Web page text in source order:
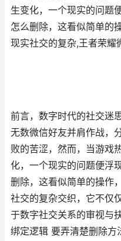
生变化，一个现实的问题
怎么删除，这看似简单的
现实社交的复杂,王者荣耀
前言，数字时代的社交迷
无数微信好友并肩作战，
败的苦涩，然而，当游戏
化，一个现实的问题便浮
删除，这看似简单的操作
社交的复杂交织，它不仅
于数字社交关系的审视与
绑定逻辑 要弄清楚删除方